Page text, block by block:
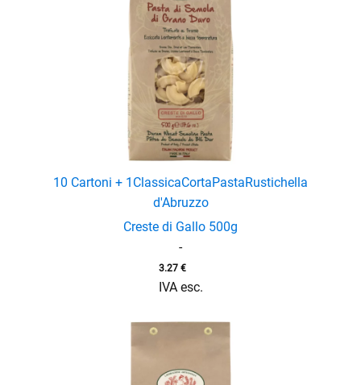
10 Cartoni + 1 ClassicaCortaPastaRustichella
d'Abruzzo
Creste di Gallo 500g
-
3.27 €
IVA esc.